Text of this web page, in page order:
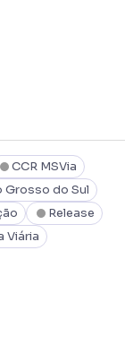
CCR MSVia
Grosso do Sul
Release
Viária